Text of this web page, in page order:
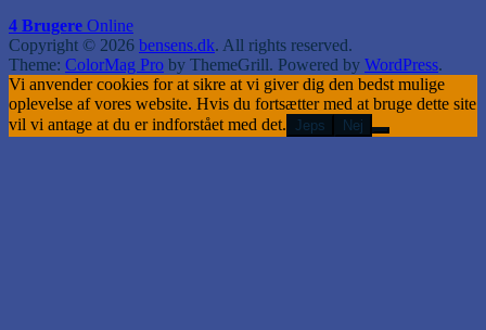
4 Brugere Online
Copyright © 2026 bensens.dk. All rights reserved.
Theme: ColorMag Pro by ThemeGrill. Powered by WordPress.
Vi anvender cookies for at sikre at vi giver dig den bedst mulige
oplevelse af vores website. Hvis du fortsætter med at bruge dette site
vil vi antage at du er indforstået med det. Jeps Nej